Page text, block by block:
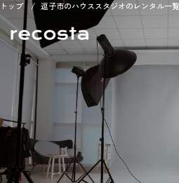
トップ 逗子市のハウススタジオのレンタル一覧